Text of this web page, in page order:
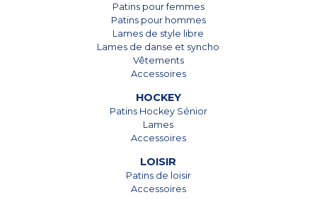
450 678-5442
Patins pour femmes
Patins pour hommes
Lames de style libre
Lames de danse et syncho
Vêtements
Accessoires
HOCKEY
Patins Hockey Sénior
Lames
Accessoires
LOISIR
Patins de loisir
Accessoires
450 678-5442